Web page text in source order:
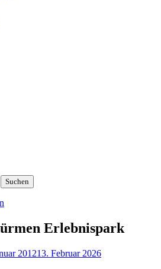
Erlebnispark
201213. Februar 2026